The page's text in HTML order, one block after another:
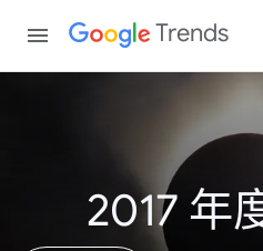
Trends
2017 年